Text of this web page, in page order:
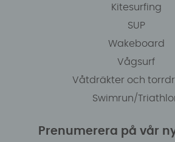
Kitesurfing
SUP
Wakeboard
Vågsurf
Våtdräkter och
Swimrun/
Prenumerera på vår